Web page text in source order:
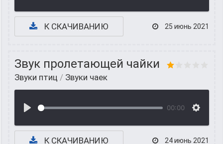
К СКАЧИВАНИЮ 25 июнь 2021
Звук пролетающей чайки
Звуки птиц / Звуки чаек
00:00
К СКАЧИВАНИЮ 24 июнь 2021